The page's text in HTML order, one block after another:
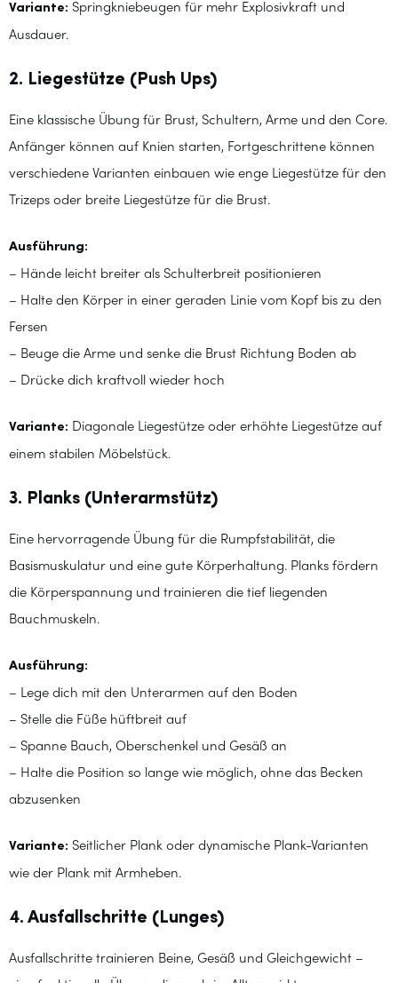
Variante: Springkniebeugen für mehr Explosivkraft und
Ausdauer.
2. Liegestütze (Push Ups)
Eine klassische Übung für Brust, Schultern, Arme und den Core.
Anfänger können auf Knien starten, Fortgeschrittene können
verschiedene Varianten einbauen wie enge Liegestütze für den
Trizeps oder breite Liegestütze für die Brust.
Ausführung:
– Hände leicht breiter als Schulterbreit positionieren
– Halte den Körper in einer geraden Linie vom Kopf bis zu den
Fersen
– Beuge die Arme und senke die Brust Richtung Boden ab
– Drücke dich kraftvoll wieder hoch
Variante: Diagonale Liegestütze oder erhöhte Liegestütze auf
einem stabilen Möbelstück.
3. Planks (Unterarmstütz)
Eine hervorragende Übung für die Rumpfstabilität, die
Basismuskulatur und eine gute Körperhaltung. Planks fördern
die Körperspannung und trainieren die tief liegenden
Bauchmuskeln.
Ausführung:
– Lege dich mit den Unterarmen auf den Boden
– Stelle die Füße hüftbreit auf
– Spanne Bauch, Oberschenkel und Gesäß an
– Halte die Position so lange wie möglich, ohne das Becken
abzusenken
Variante: Seitlicher Plank oder dynamische Plank-Varianten
wie der Plank mit Armheben.
4. Ausfallschritte (Lunges)
Ausfallschritte trainieren Beine, Gesäß und Gleichgewicht –